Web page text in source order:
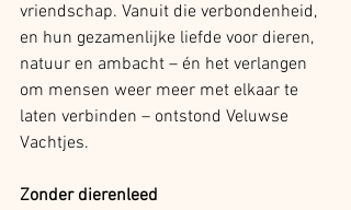
vriendschap. Vanuit die verbondenheid,
en hun gezamenlijke liefde voor dieren,
natuur en ambacht – én het verlangen
om mensen weer meer met elkaar te
laten verbinden – ontstond Veluwse
Vachtjes.
Zonder dierenleed